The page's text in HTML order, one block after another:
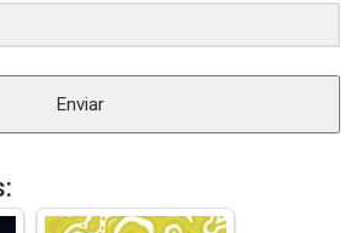
Enviar